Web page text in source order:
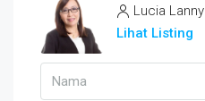
Lucia Lanny
Lihat Listing